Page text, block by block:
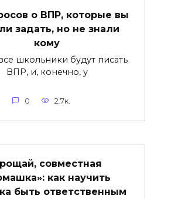
о ВПР, которые вы
задать, но не знали
кому
школьники будут писать
ВПР, и, конечно, у
0 2.7к.
совместная
как научить
быть ответственным